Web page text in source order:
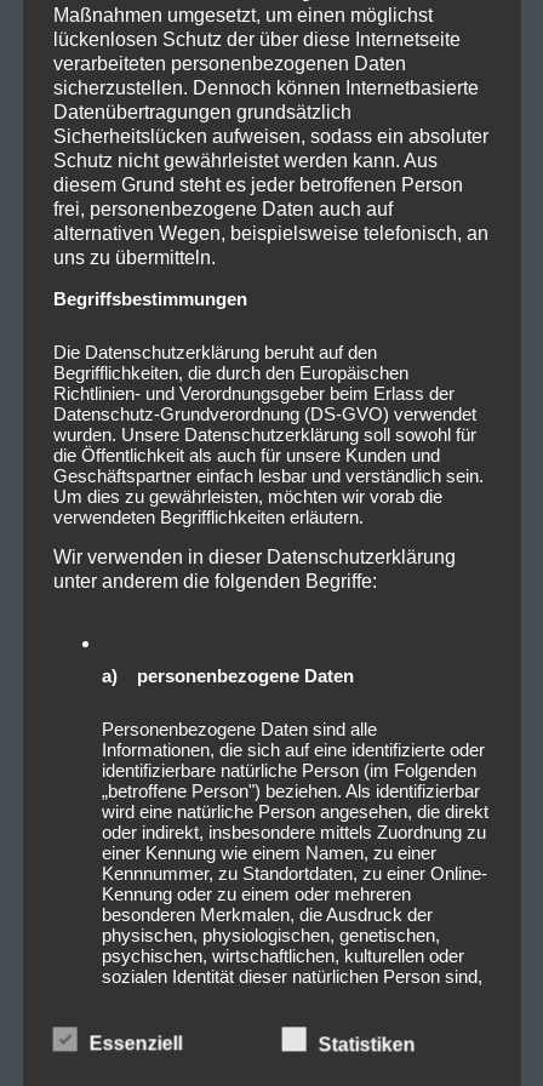
Maßnahmen umgesetzt, um einen möglichst
lückenlosen Schutz der über diese Internetseite
verarbeiteten personenbezogenen Daten
sicherzustellen. Dennoch können Internetbasierte
Datenübertragungen grundsätzlich
Sicherheitslücken aufweisen, sodass ein absoluter
Schutz nicht gewährleistet werden kann. Aus
diesem Grund steht es jeder betroffenen Person
frei, personenbezogene Daten auch auf
alternativen Wegen, beispielsweise telefonisch, an
uns zu übermitteln.
Begriffsbestimmungen
Die Datenschutzerklärung beruht auf den
Begrifflichkeiten, die durch den Europäischen
Richtlinien- und Verordnungsgeber beim Erlass der
Datenschutz-Grundverordnung (DS-GVO) verwendet
wurden. Unsere Datenschutzerklärung soll sowohl für
die Öffentlichkeit als auch für unsere Kunden und
Geschäftspartner einfach lesbar und verständlich sein.
Um dies zu gewährleisten, möchten wir vorab die
verwendeten Begrifflichkeiten erläutern.
Wir verwenden in dieser Datenschutzerklärung
unter anderem die folgenden Begriffe:
a) personenbezogene Daten
Personenbezogene Daten sind alle
Informationen, die sich auf eine identifizierte oder
identifizierbare natürliche Person (im Folgenden
„betroffene Person") beziehen. Als identifizierbar
wird eine natürliche Person angesehen, die direkt
oder indirekt, insbesondere mittels Zuordnung zu
einer Kennung wie einem Namen, zu einer
Kennnummer, zu Standortdaten, zu einer Online-
Kennung oder zu einem oder mehreren
besonderen Merkmalen, die Ausdruck der
physischen, physiologischen, genetischen,
psychischen, wirtschaftlichen, kulturellen oder
sozialen Identität dieser natürlichen Person sind,
Essenziell Statistiken